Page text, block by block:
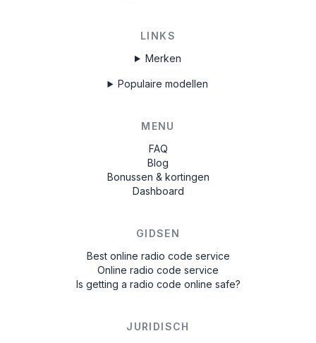
LINKS
Merken
Populaire modellen
MENU
FAQ
Blog
Bonussen & kortingen
Dashboard
GIDSEN
Best online radio code service
Online radio code service
Is getting a radio code online safe?
JURIDISCH